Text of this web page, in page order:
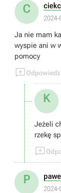
C
2024-
Ja nie mam
wyspie ani w
pomocy
Odpowiedz
K
Jeżeli
rzekę

P
2024-